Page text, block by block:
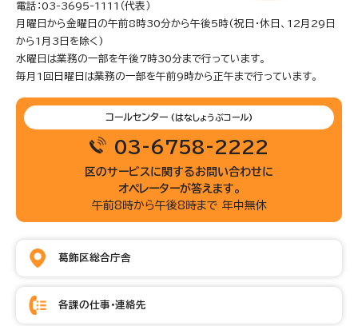
電話：03-3695-1111（代表）
月曜日から金曜日の午前8時30分から午後5時(祝日・休日、12月29日
から1月3日を除く)
水曜日は業務の一部を午後7時30分まで行っています。
毎月1回日曜日は業務の一部を午前9時から正午まで行っています。
コールセンター (はなしょうぶコール)
03-6758-2222
区のサービスに関するお問い合わせに
オペレーターが答えます。
午前8時から午後8時まで 年中無休
葛飾区総合庁舎
各課の仕事・連絡先